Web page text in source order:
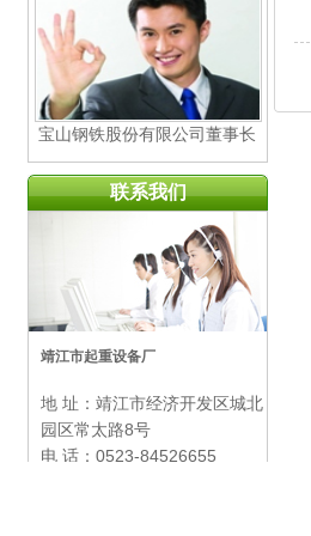
宝山钢铁股份有限公司董事长
赵岗坎
联系我们
靖江市起重设备厂
地 址： 靖江市经济开发区城北
园区常太路8号
电 话： 0523-84526655